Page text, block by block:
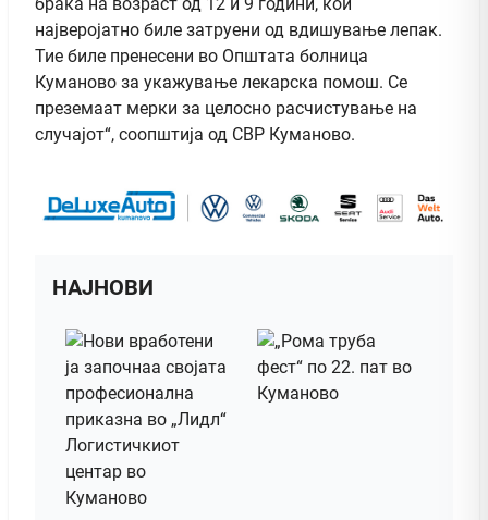
најверојатно биле затруени од вдишување лепак.
Тие биле пренесени во Општата болница
Куманово за укажување лекарска помош. Се
преземаат мерки за целосно расчистување на
случајот“, соопштија од СВР Куманово.
НАЈНОВИ